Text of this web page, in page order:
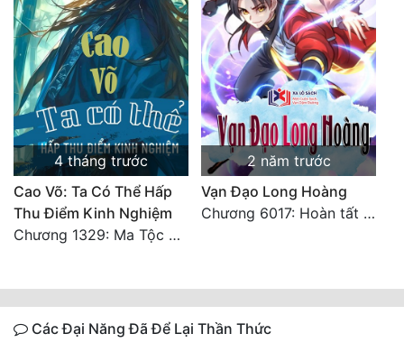
4 tháng trước
Cao Võ: Ta Có Thể Hấp
Thu Điểm Kinh Nghiệm
Chương 1329: Ma Tộc đại công chúa Thương Nguyệt
2 năm trước
Vạn Đạo Long Hoàng
Chương 6017: Hoàn tất cảm nghĩ của tác giả
Các Đại Năng Đã Để Lại Thần Thức